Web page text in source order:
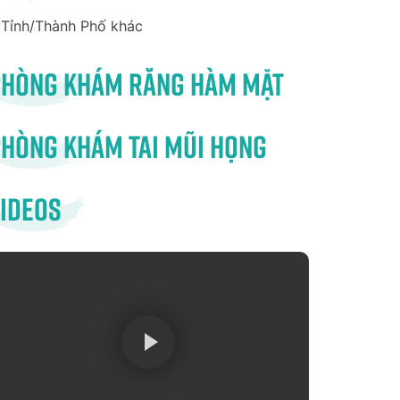
Tỉnh/Thành Phố khác
khám răng hàm mặt
khám tai mũi họng